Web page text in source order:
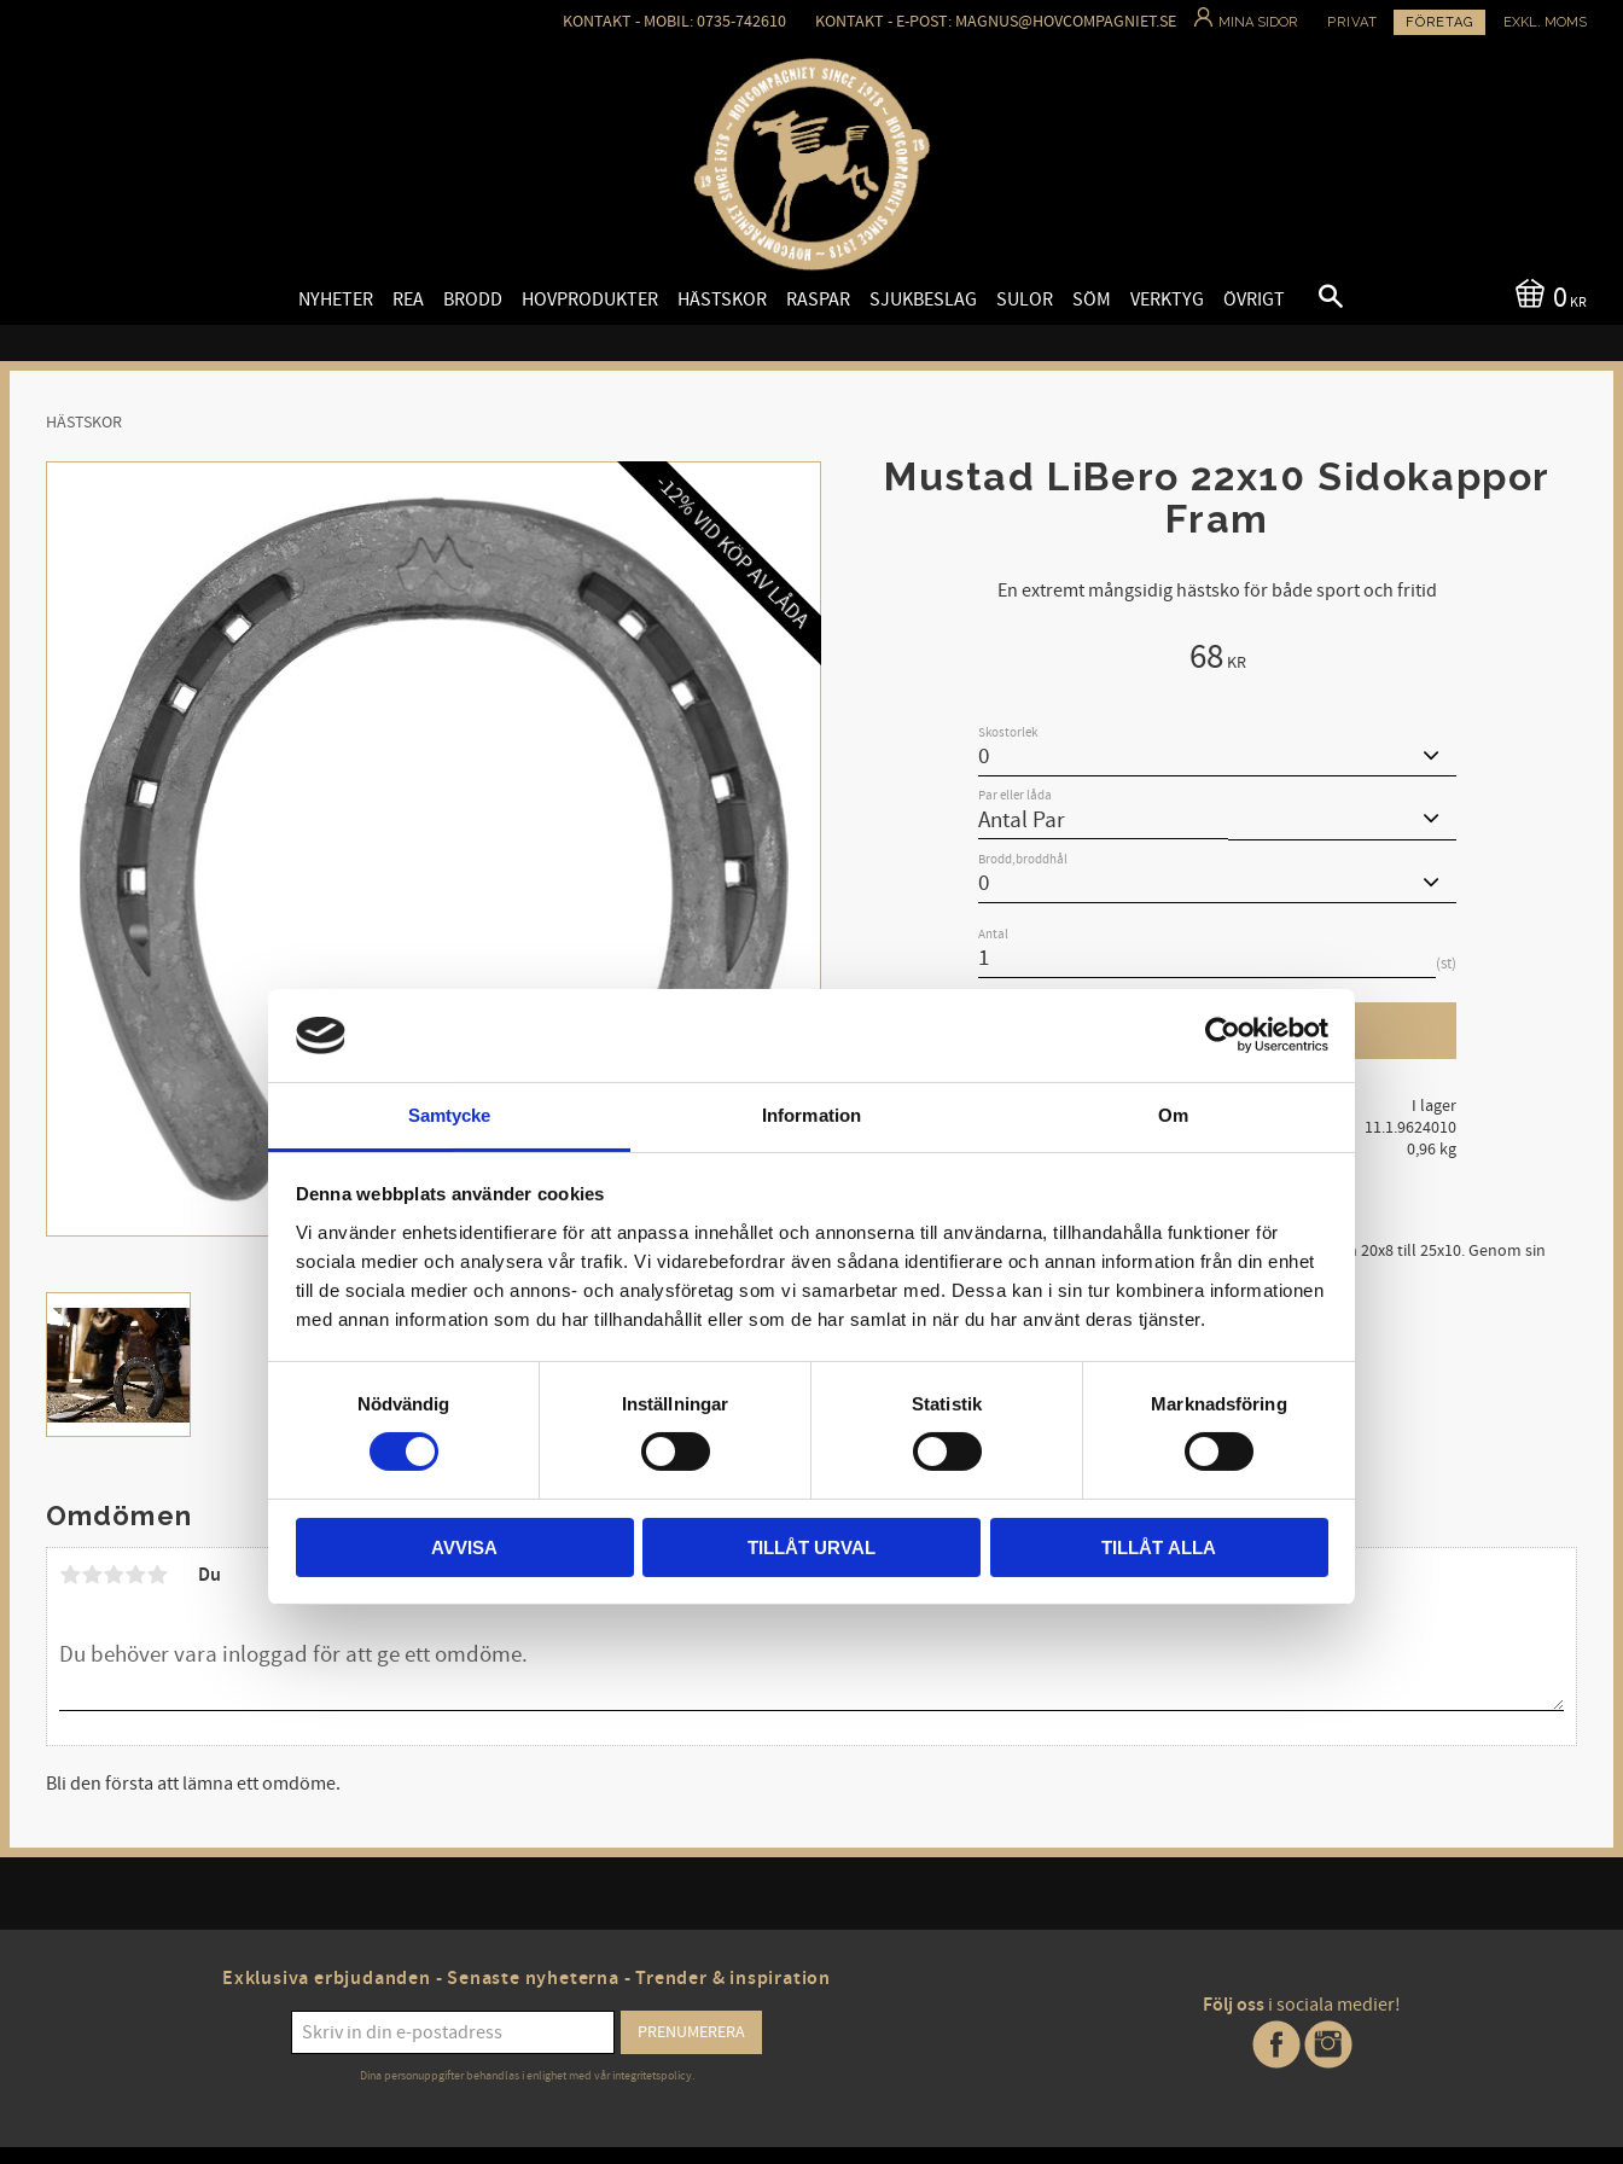
Samtycke Information Om
Denna webbplats använder cookies
Vi använder enhetsidentifierare för att anpassa innehållet och annonserna till användarna, tillhandahålla funktioner för
sociala medier och analysera vår trafik. Vi vidarebefordrar även sådana identifierare och annan information från din enhet
till de sociala medier och annons- och analysföretag som vi samarbetar med. Dessa kan i sin tur kombinera informationen
med annan information som du har tillhandahållit eller som de har samlat in när du har använt deras tjänster.
Nödvändig
Inställningar Statistik Marknadsföring
AVVISA TILLÅT URVAL TILLÅT ALLA
KONTAKT - MOBIL: 0735-742610 KONTAKT - E-POST: MAGNUS@HOVCOMPAGNIET.SE MINA SIDOR PRIVAT FÖRETAG EXKL. MOMS
0 KR
NYHETER REA BRODD HOVPRODUKTER HÄSTSKOR RASPAR SJUKBESLAG SULOR SÖM VERKTYG ÖVRIGT
HÄSTSKOR
Mustad LiBero 22x10 Sidokappor
Fram
En extremt mångsidig hästsko för både sport och fritid
-12% VID KÖP AV LÅDA
Rutnätsvy
Listvy
68KR
Skostorlek
Par eller låda
Brodd,broddhål
Antal
st
KÖP
I lager
11.1.9624010
Vikt
0,96 kg
Mustad LiBero är en 3/4 falsad hästsko i flertal storlekar från 20x8 till 25x10. Genom sin
form gör den tillpassningen enkel.
Dela med dig
Facebook
Omdömen
Du
Bli den första att lämna ett omdöme.
Exklusiva erbjudanden - Senaste nyheterna - Trender & inspiration
PRENUMERERA
Dina personuppgifter behandlas i enlighet med vårintegritetspolicy.
Följ oss i sociala medier!